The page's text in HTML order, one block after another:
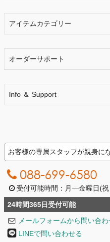
アイテムカテゴリー
オーダーサポート
Info ＆ Support
お客様の専属スタッフが親身に
088-699-6580
受付可能時間：月―金曜日(
24時間365日受付可能
メールフォームから問い合わ
LINEで問い合わせる